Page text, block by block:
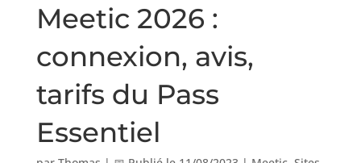
Meetic 2026 :
connexion, avis,
tarifs du Pass
Essentiel